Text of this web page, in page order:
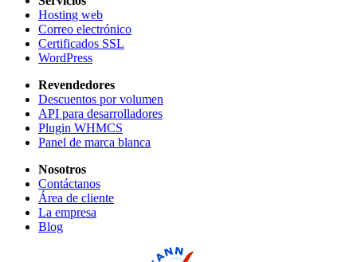
Hosting web
Correo electrónico
Certificados SSL
WordPress
Revendedores
Descuentos por volumen
API para desarrolladores
Plugin WHMCS
Panel de marca blanca
Nosotros
Contáctanos
Área de cliente
La empresa
Blog